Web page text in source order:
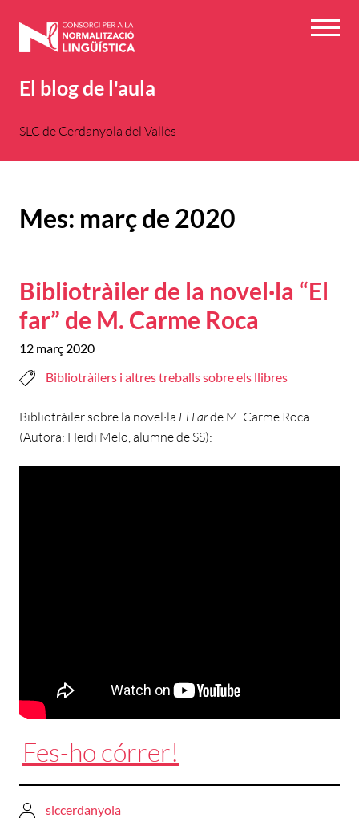
El blog de l'aula
SLC de Cerdanyola del Vallès
Mes: març de 2020
Bibliotràiler de la novel·la “El
far” de M. Carme Roca
12 març 2020
Bibliotràilers i altres treballs sobre els llibres
Bibliotràiler sobre la novel·la El Farde M. Carme Roca
(Autora: Heidi Melo, alumne de SS):
Fes-ho córrer!
slccerdanyola